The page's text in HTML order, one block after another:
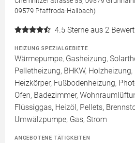
09579 Pfaffroda-Hallbach)
4.5 Sterne aus 2
HEIZUNG SPEZIALGEBIETE
Wärmepumpe, Gasheizung,
Pelletheizung, BHKW,
Heizkörper, Fußbodenheizung,
Ofen, Badezimmer,
Flüssiggas, Heizöl, Pellets,
Umwälzpumpe, Gas, Strom
ANGEBOTENE TÄTIGKEITEN